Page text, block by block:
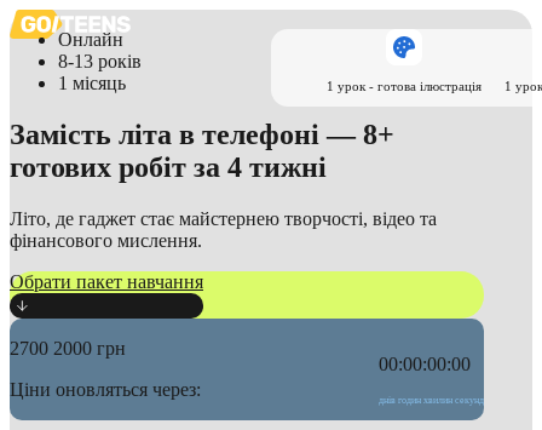
Онлайн
8-13 років
1 місяць
Замість літа в телефоні —8+
готових робіт за 4 тижні
Літо, де гаджет стає майстернею творчості, відео та
фінансового мислення.
Обрати пакет навчання
2700 2000 грн
Ціни оновляться через:
00:00:00:00
днів годин хвилин секунд
1 урок - готова ілюстрація 1